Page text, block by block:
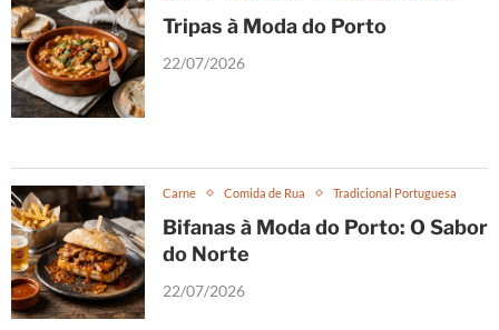
Tripas à Moda do Porto
22/07/2026
Carne Comida de Rua Tradicional Portuguesa
Bifanas à Moda do Porto: O Sabor
do Norte
22/07/2026